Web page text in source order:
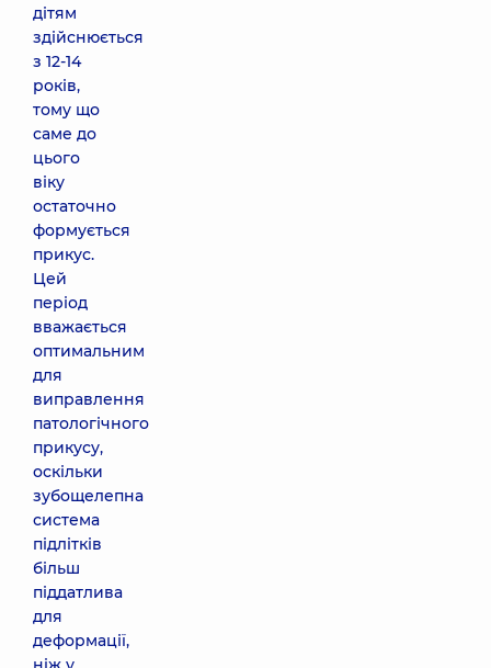
дітям
здійснюється
з 12-14
років,
тому що
саме до
цього
віку
остаточно
формується
прикус.
Цей
період
вважається
оптимальним
для
виправлення
патологічного
прикусу,
оскільки
зубощелепна
система
підлітків
більш
піддатлива
для
деформації,